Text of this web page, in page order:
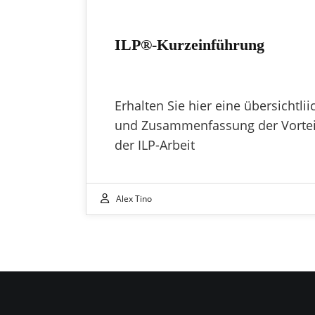
ILP®-Kurzeinführung
Erhalten Sie hier eine
und Zusammenfassung der
der ILP-Arbeit
Alex Tino